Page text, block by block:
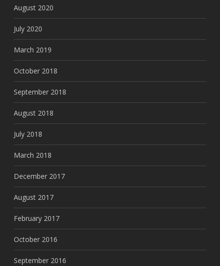
August 2020
July 2020
March 2019
October 2018
September 2018
August 2018
July 2018
March 2018
December 2017
August 2017
February 2017
October 2016
September 2016